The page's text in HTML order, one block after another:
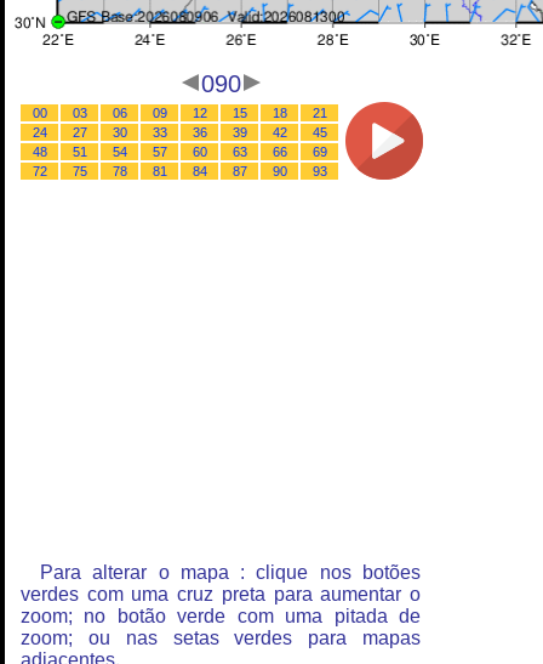
090
00 03 06 09 12 15 18
21
24
27 30 33 36 39 42
45
48
51 54 57 60 63 66
69
72
75 78 81 84 87 90 93
Para alterar o mapa : clique nos botões
verdes com uma cruz preta para aumentar o
zoom; no botão verde com uma pitada de
zoom; ou nas setas verdes para mapas
adjacentes.